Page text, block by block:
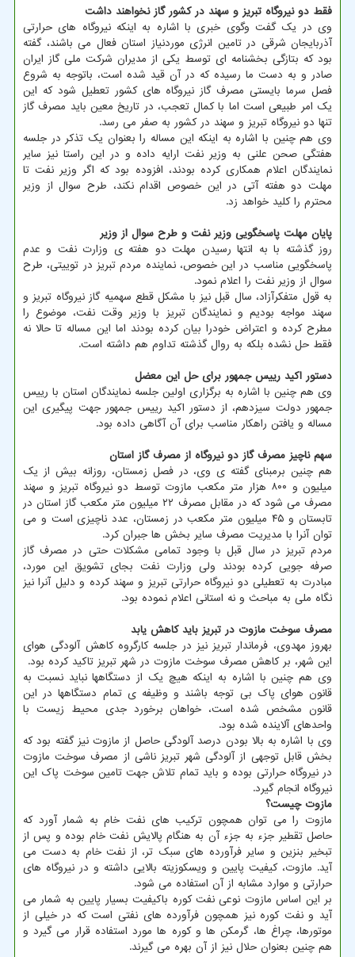
فقط دو نیروگاه تبریز و سهند در کشور گاز نخواهند داشت
وی در یک گفت وگوی خبری با اشاره به اینکه نیروگاه های حرارتی
آذربایجان شرقی در تامین انرژی موردنیاز استان فعال می باشند، گفته
بود که بتازگی بخشنامه ای توسط یکی از مدیران شرکت ملی گاز ایران
صادر و به دست ما رسیده که در آن قید شده است، باتوجه به شروع
فصل سرما بایستی مصرف گاز نیروگاه های کشور تعطیل شود که این
یک امر طبیعی است اما با کمال تعجب، در تاریخ معین باید مصرف گاز
تنها دو نیروگاه تبریز و سهند در کشور به صفر می رسد.
وی هم چنین با اشاره به اینکه این مساله را بعنوان یک تذکر در جلسه
هفتگی صحن علنی به وزیر نفت ارایه داده و در این راستا نیز سایر
نمایندگان اعلام همکاری کرده بودند، افزوده بود که اگر وزیر نفت تا
مهلت دو هفته آتی در این خصوص اقدام نکند، طرح سوال از وزیر
محترم را کلید خواهد زد.
پایان مهلت پاسخگویی وزیر نفت و طرح سوال از وزیر
روز گذشته با به انتها رسیدن مهلت دو هفته ی وزارت نفت و عدم
پاسخگویی مناسب در این خصوص، نماینده مردم تبریز در توییتی، طرح
سوال از وزیر نفت را اعلام نمود.
به قول متفکرآزاد، سال قبل نیز با مشکل قطع سهمیه گاز نیروگاه تبریز و
سهند مواجه بودیم و نمایندگان تبریز با وزیر وقت نفت، موضوع را
مطرح کرده و اعتراض خودرا بیان کرده بودند اما این مساله تا حالا نه
فقط حل نشده بلکه به روال گذشته تداوم هم داشته است.
دستور اکید رییس جمهور برای حل این معضل
وی هم چنین با اشاره به برگزاری اولین جلسه نمایندگان استان با رییس
جمهور دولت سیزدهم، از دستور اکید رییس جمهور جهت پیگیری این
مساله و یافتن راهکار مناسب برای آن آگاهی داده بود.
سهم ناچیز مصرف گاز دو نیروگاه از مصرف گاز استان
هم چنین برمبنای گفته ی وی، در فصل زمستان، روزانه بیش از یک
میلیون و ۸۰۰ هزار متر مکعب مازوت توسط دو نیروگاه تبریز و سهند
مصرف می شود که در مقابل مصرف ۲۲ میلیون متر مکعب گاز استان در
تابستان و ۴۵ میلیون متر مکعب در زمستان، عدد ناچیزی است و می
توان آنرا با مدیریت مصرف سایر بخش ها جبران کرد.
مردم تبریز در سال قبل با وجود تمامی مشکلات حتی در مصرف گاز
صرفه جویی کرده بودند ولی وزارت نفت بجای تشویق این مورد،
مبادرت به تعطیلی دو نیروگاه حرارتی تبریز و سهند کرده و دلیل آنرا نیز
نگاه ملی به مباحث و نه استانی اعلام نموده بود.
مصرف سوخت مازوت در تبریز باید کاهش یابد
بهروز مهدوی، فرماندار تبریز نیز در جلسه کارگروه کاهش آلودگی هوای
این شهر، بر کاهش مصرف سوخت مازوت در شهر تبریز تاکید کرده بود.
وی هم چنین با اشاره به اینکه هیچ یک از دستگاهها نباید نسبت به
قانون هوای پاک بی توجه باشند و وظیفه ی تمام دستگاهها در این
قانون مشخص شده است، خواهان برخورد جدی محیط زیست با
واحدهای آلاینده شده بود.
وی با اشاره به بالا بودن درصد آلودگی حاصل از مازوت نیز گفته بود که
بخش قابل توجهی از آلودگی شهر تبریز ناشی از مصرف سوخت مازوت
در نیروگاه حرارتی بوده و باید تمام تلاش جهت تامین سوخت پاک این
نیروگاه انجام گیرد.
مازوت چیست؟
مازوت را می توان همچون ترکیب های نفت خام به شمار آورد که
حاصل تقطیر جزء به جزء آن به هنگام پالایش نفت خام بوده و پس از
تبخیر بنزین و سایر فرآورده های سبک تر، از نفت خام به دست می
آید. مازوت، کیفیت پایین و ویسکوزیته بالایی داشته و در نیروگاه های
حرارتی و موارد مشابه از آن استفاده می شود.
بر این اساس مازوت نوعی نفت کوره باکیفیت بسیار پایین به شمار می
آید و نفت کوره نیز همچون فرآورده های نفتی است که در خیلی از
موتورها، چراغ ها، گرمکن ها و کوره ها مورد استفاده قرار می گیرد و
هم چنین بعنوان حلال نیز از آن بهره می گیرند.